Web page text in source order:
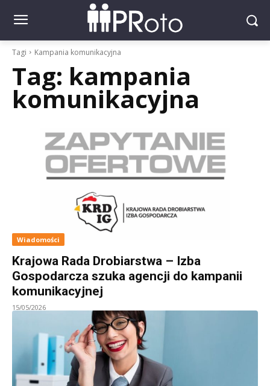
Tagi Kampania komunikacyjna
Tag: kampania
komunikacyjna
Wiadomości
Krajowa Rada Drobiarstwa – Izba
Gospodarcza szuka agencji do kampanii
komunikacyjnej
15/05/2026